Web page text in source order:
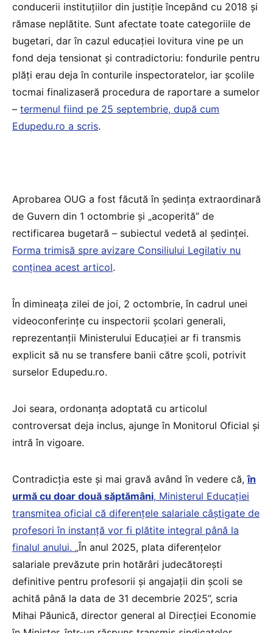
conducerii instituțiilor din justiție începând cu 2018 și
rămase neplătite. Sunt afectate toate categoriile de
bugetari, dar în cazul educației lovitura vine pe un
fond deja tensionat și contradictoriu: fondurile pentru
plăți erau deja în conturile inspectoratelor, iar școlile
tocmai finalizaseră procedura de raportare a sumelor
– termenul fiind pe 25 septembrie, după cum
Edupedu.ro a scris.
Aprobarea OUG a fost făcută în ședința extraordinară
de Guvern din 1 octombrie și „acoperită” de
rectificarea bugetară – subiectul vedetă al ședinței.
Forma trimisă spre avizare Consiliului Legilativ nu
conținea acest articol.
În dimineața zilei de joi, 2 octombrie, în cadrul unei
videoconferințe cu inspectorii școlari generali,
reprezentanții Ministerului Educației ar fi transmis
explicit să nu se transfere banii către școli, potrivit
surselor Edupedu.ro.
Joi seara, ordonanța adoptată cu articolul
controversat deja inclus, ajunge în Monitorul Oficial și
intră în vigoare.
Contradicția este și mai gravă având în vedere că,în
urmă cu doar două săptămâni, Ministerul Educației
transmitea oficial că diferențele salariale câștigate de
profesori în instanță vor fi plătite integral până la
finalul anului. „În anul 2025, plata diferențelor
salariale prevăzute prin hotărâri judecătorești
definitive pentru profesorii și angajații din școli se
achită până la data de 31 decembrie 2025”, scria
Mihai Păunică, director general al Direcției Economie